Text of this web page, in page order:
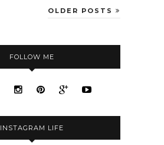
OLDER POSTS
FOLLOW ME
INSTAGRAM LIFE